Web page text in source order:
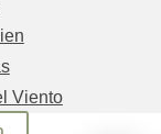
Viento